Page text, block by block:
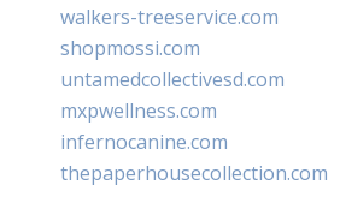
walkers-treeservice.com
shopmossi.com
untamedcollectivesd.com
mxpwellness.com
infernocanine.com
thepaperhousecollection.com